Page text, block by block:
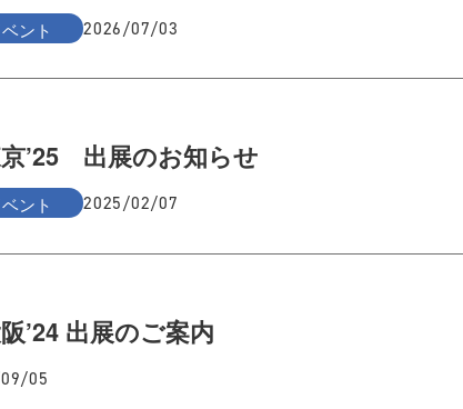
ント 2026/07/03
’25 出展のお知らせ
ント 2025/02/07
’24 出展のご案内
05